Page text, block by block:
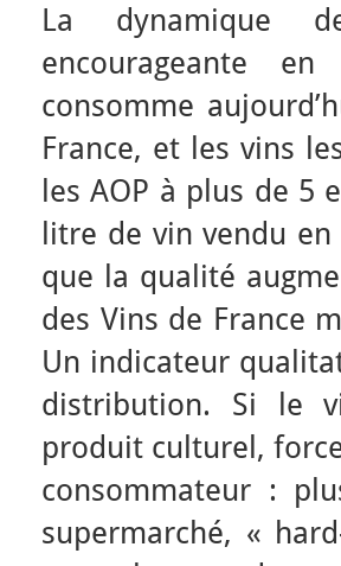
La dynamique
encourageante
consomme
France, et les vins
les AOP à plus de 5
litre de vin vendu
que la qualité
des Vins de France
Un indicateur
distribution. Si le
produit culturel,
consommateur :
supermarché, «